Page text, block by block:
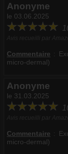
Anonyme
le 03.06.2025
Commentaire :
micro-dermal)
Anonyme
le 31.03.2025
Commentaire :
micro-dermal)